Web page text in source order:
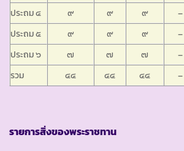
ประถม ๔
๙ ๙ ๙ –
ประถม ๕
๙ ๙ ๙ –
ประถม ๖
๗ ๗ ๗ –
รวม
๔๔ ๔๔ ๔๔ –
รายการสิ่งของพระราชทาน